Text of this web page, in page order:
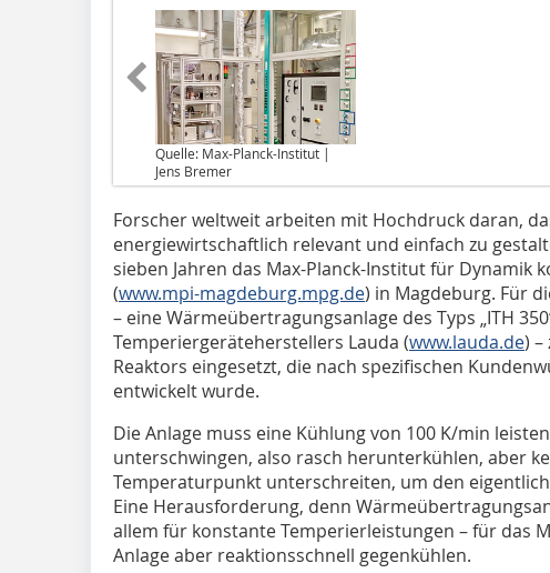
Quelle: Max-Planck-Institut |
Jens Bremer
Forscher weltweit arbeiten mit Hochdruck daran,
energiewirtschaftlich relevant und einfach zu
sieben Jahren das Max-Planck-Institut für Dynamik
(www.mpi-magdeburg.mpg.de) in Magdeburg. Für
– eine Wärmeübertragungsanlage des Typs „ITH
Temperiergeräteherstellers Lauda (www.lauda.de)
Reaktors eingesetzt, die nach spezifischen
entwickelt wurde.
Die Anlage muss eine Kühlung von 100 K/min
unterschwingen, also rasch herunterkühlen, aber
Temperaturpunkt unterschreiten, um den
Eine Herausforderung, denn
allem für konstante Temperierleistungen – für das
Anlage aber reaktionsschnell gegenkühlen.